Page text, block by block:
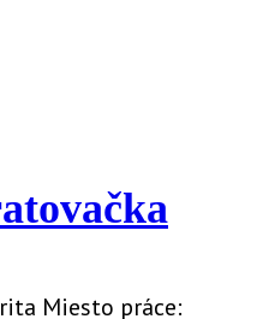
Miesto práce: